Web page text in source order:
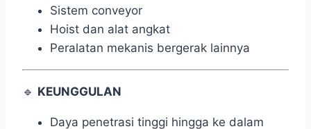
Sistem conveyor
Hoist dan alat angkat
Peralatan mekanis bergerak lainnya
🔹 KEUNGGULAN
Daya penetrasi tinggi hingga ke dalam